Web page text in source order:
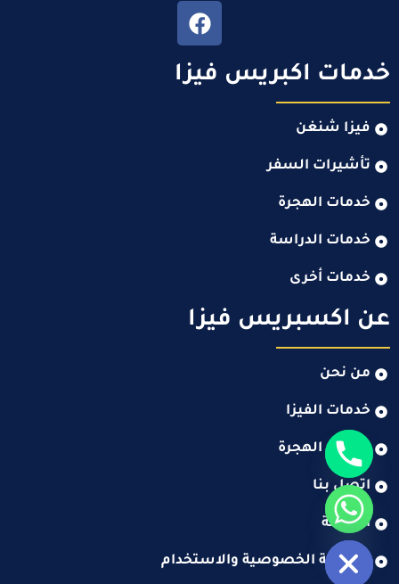
خدمات اكبريس فيزا
فيزا شنغن
تأشيرات السفر
خدمات الهجرة
خدمات الدراسة
خدمات أخرى
عن اكسبريس فيزا
من نحن
خدمات الفيزا
خدمات الهجرة
اتصل بنا
المدونة
سياسة الخصوصية والاستخدام
Hide